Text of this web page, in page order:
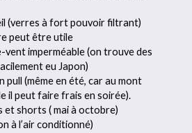
(verres à fort pouvoir filtrant)
peut être utile
vent imperméable (on trouve des
eu Japon)
pull (même en été, car au mont
il peut faire frais en soirée).
et shorts ( mai à octobre)
à l’air conditionné)